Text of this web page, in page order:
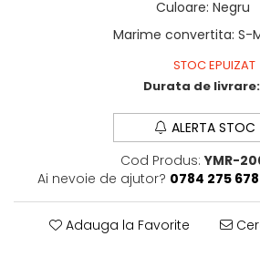
Seturi și Compleuri
Culoare: Negru
Marime convertita: S-
STOC EPUIZAT
Durata de livrare:
ALERTA STOC
Cod Produs: YMR-
Ai nevoie de ajutor? 0784 275 678
Adauga la Favorite